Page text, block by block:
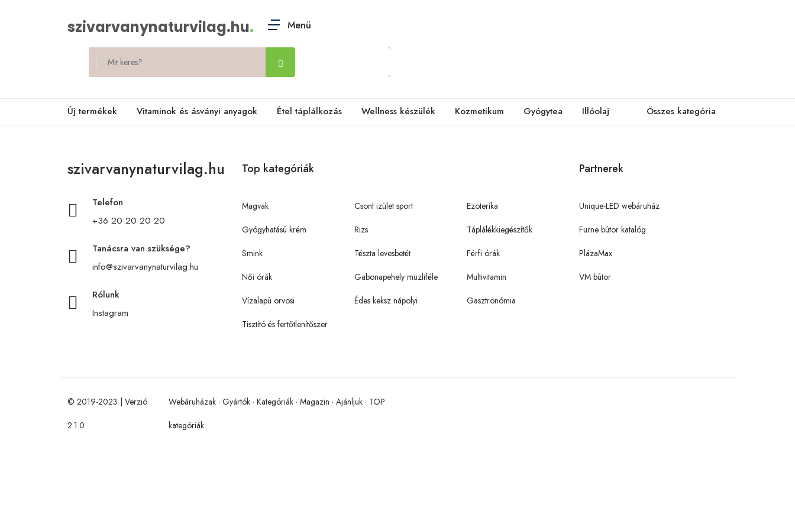
szivarvanynaturvilag.hu. Menü
Új termékek Vitaminok és ásványi anyagok Étel táplálkozás Wellness készülék Kozmetikum Gyógytea Illóolaj Összes kategória
szivarvanynaturvilag.hu
Telefon
+36 20 20 20 20
Tanácsra van szüksége?
info@szivarvanynaturvilag.hu
Rólunk
Instagram
Top kategóriák
Magvak
Gyógyhatású krém
Smink
Női órák
Vízalapú orvosi
Tisztító és fertőtlenítőszer
Csont izület sport
Rizs
Tészta levesbetét
Gabonapehely müzliféle
Édes keksz nápolyi
Ezoterika
Táplálékkiegészítők
Férfi órák
Multivitamin
Gasztronómia
Partnerek
Unique-LED webáruház
Furne bútor katalóg
PlázaMax
VM bútor
© 2019-2023 | Verzió
2.1.0
Webáruházak· Gyártók· Kategóriák· Magazin · Ajánljuk· TOP
kategóriák